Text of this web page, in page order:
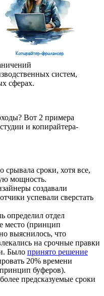
систем,
сферах.
Вот 2 примера
и копирайтера-
срывала сроки, хотя все,
мощность.
создавали
успевали сверстать
определил отдел
место (принцип
выяснилось, что
на срочные правки
Было принято решение
20% времени
буферов).
предсказуемые сроки